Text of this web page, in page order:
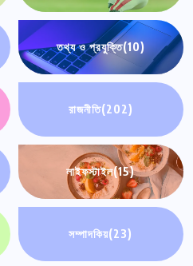
তথ্য ও প্রযুক্তি(10)
রাজনীতি(202)
লাইফস্টাইল(15)
সম্পাদকিয়(23)